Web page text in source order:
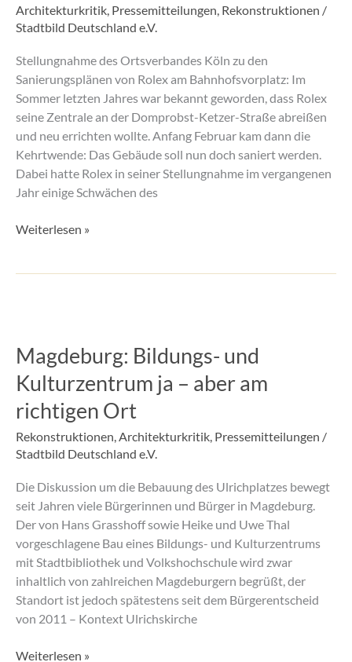
Architekturkritik, Pressemitteilungen, Rekonstruktionen /
Stadtbild Deutschland e.V.
Stellungnahme des Ortsverbandes Köln zu den
Sanierungsplänen von Rolex am Bahnhofsvorplatz: Im
Sommer letzten Jahres war bekannt geworden, dass Rolex
seine Zentrale an der Domprobst-Ketzer-Straße abreißen
und neu errichten wollte. Anfang Februar kam dann die
Kehrtwende: Das Gebäude soll nun doch saniert werden.
Dabei hatte Rolex in seiner Stellungnahme im vergangenen
Jahr einige Schwächen des
Neubaupläne
von
Weiterlesen »
Magdeburg: Bildungs- und
Kulturzentrum ja – aber am
richtigen Ort
Rekonstruktionen,Architekturkritik, Pressemitteilungen /
Stadtbild Deutschland e.V.
Die Diskussion um die Bebauung des Ulrichplatzes bewegt
seit Jahren viele Bürgerinnen und Bürger in Magdeburg.
Der von Hans Grasshoff sowie Heike und Uwe Thal
vorgeschlagene Bau eines Bildungs- und Kulturzentrums
mit Stadtbibliothek und Volkshochschule wird zwar
inhaltlich von zahlreichen Magdeburgern begrüßt, der
Standort ist jedoch spätestens seit dem Bürgerentscheid
von 2011 – Kontext Ulrichskirche
und
Kulturzentrum
ja
–
am
richtigen
Ort
Weiterlesen »